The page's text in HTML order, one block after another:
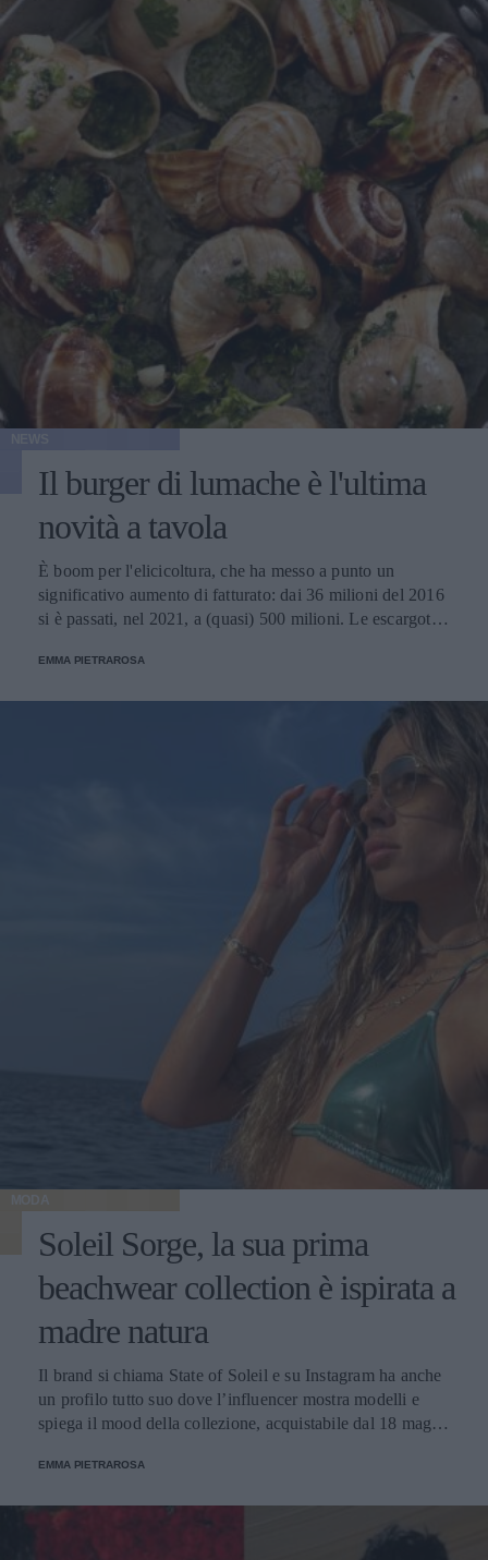
Il burger di lumache è l'ultima
novità a tavola
È boom per l'elicicoltura, che ha messo a punto un
significativo aumento di fatturato: dai 36 milioni del 2016
si è passati, nel 2021, a (quasi) 500 milioni. Le escargot
una nuova e moderna ricetta.
EMMA PIETRAROSA
MODA
Soleil Sorge, la sua prima
beachwear collection è ispirata a
madre natura
Il brand si chiama State of Soleil e su Instagram ha anche
un profilo tutto suo dove l’influencer mostra modelli e
spiega il mood della collezione, acquistabile dal 18 maggio
aria, fuoco, spirito e terra e sono sensuali e colorati.
EMMA PIETRAROSA